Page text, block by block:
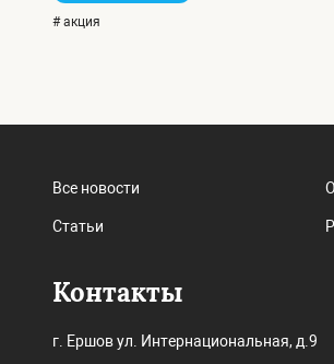
# акция
Все новости
Статьи
Контакты
г. Ершов ул. Интернациональная, д.9